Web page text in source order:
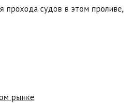
прохода судов в этом проливе,
рынке